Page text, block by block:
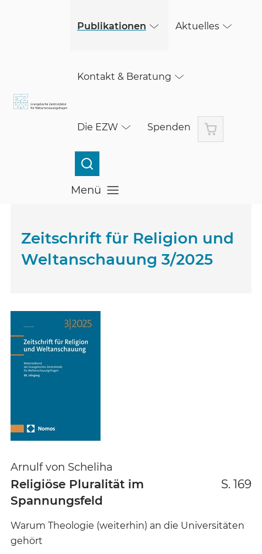
Publikationen Aktuelles
Kontakt & Beratung
Die EZW Spenden Warenkorb
Menü
Menü öffnen
Zeitschrift für Religion und
Weltanschauung 3/2025
Arnulf von Scheliha
Religiöse Pluralität im
Spannungsfeld
S. 169
Warum Theologie (weiterhin) an die Universitäten
gehört